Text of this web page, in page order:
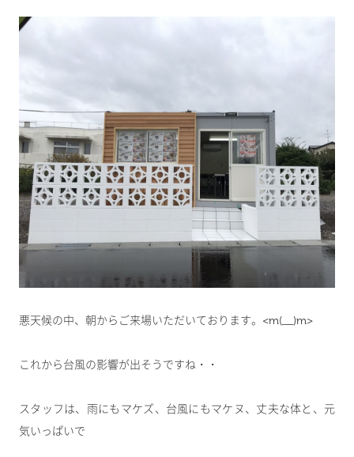
悪天候の中、朝からご来場いただいております。<m(__)m>
これから台風の影響が出そうですね・・
スタッフは、雨にもマケズ、台風にもマケヌ、丈夫な体と、元
気いっぱいで